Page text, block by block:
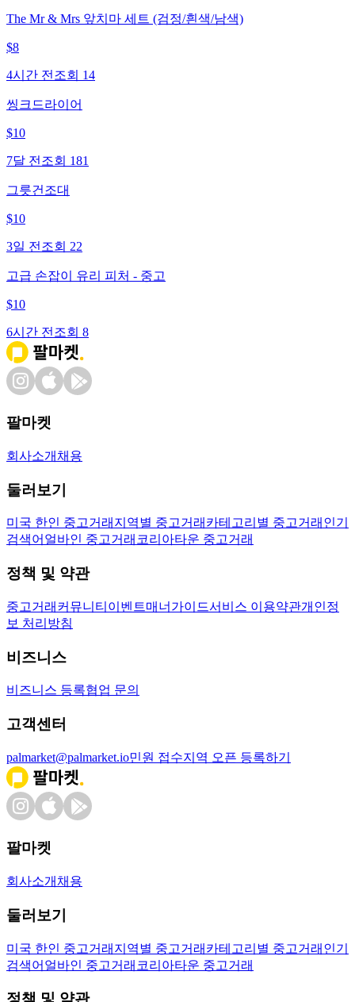
The Mr & Mrs 앞치마 세트 (검정/흰색/남색)
$8
4시간 전 조회 14
씽크드라이어
$10
7달 전 조회 181
그릇건조대
$10
3일 전 조회 22
고급 손잡이 유리 피처 - 중고
$10
6시간 전 조회 8
팔마켓
회사소개 채용
둘러보기
미국 한인 중고거래 지역별 중고거래 카테고리별 중고거래 인기
검색어 얼바인 중고거래 코리아타운 중고거래
정책 및 약관
중고거래 커뮤니티 이벤트매너가이드서비스 이용약관개인정
보 처리방침
비즈니스
비즈니스 등록협업 문의
고객센터
palmarket@palmarket.io민원 접수지역 오픈 등록하기
팔마켓
회사소개 채용
둘러보기
미국 한인 중고거래 지역별 중고거래 카테고리별 중고거래 인기
검색어 얼바인 중고거래 코리아타운 중고거래